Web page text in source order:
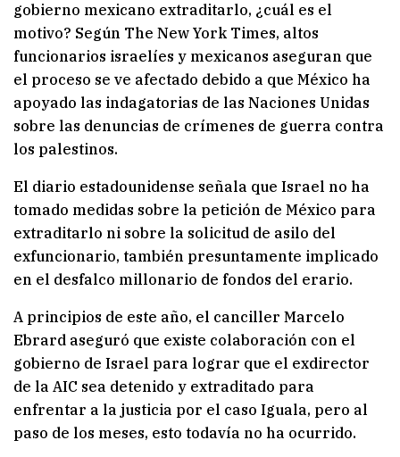
gobierno mexicano extraditarlo, ¿cuál es el
motivo? Según The New York Times, altos
funcionarios israelíes y mexicanos aseguran que
el proceso se ve afectado debido a que México ha
apoyado las indagatorias de las Naciones Unidas
sobre las denuncias de crímenes de guerra contra
los palestinos.
El diario estadounidense señala que Israel no ha
tomado medidas sobre la petición de México para
extraditarlo ni sobre la solicitud de asilo del
exfuncionario, también presuntamente implicado
en el desfalco millonario de fondos del erario.
A principios de este año, el canciller Marcelo
Ebrard aseguró que existe colaboración con el
gobierno de Israel para lograr que el exdirector
de la AIC sea detenido y extraditado para
enfrentar a la justicia por el caso Iguala, pero al
paso de los meses, esto todavía no ha ocurrido.